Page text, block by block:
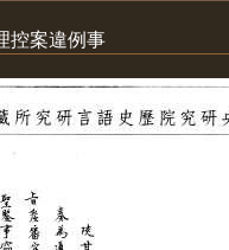
控案違例事